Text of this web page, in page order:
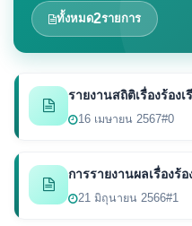
ทั้งหมด2รายการ
รายงานสถิติเรื่องร้อง
16 เมษายน 2567#0
การรายงานผลเรื่องร้
21 มิถุนายน 2566#1